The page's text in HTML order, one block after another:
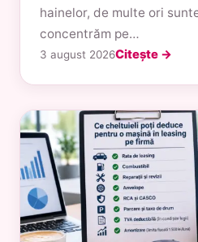
hainelor, de multe ori
concentrăm pe…
3 august 2026Citește →